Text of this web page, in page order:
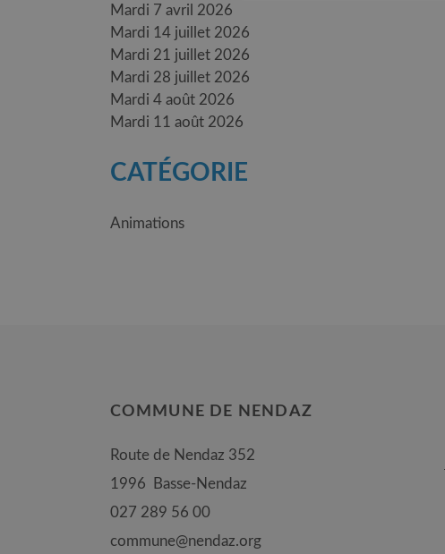
Mardi 7 avril 2026
Mardi 14 juillet 2026
Mardi 21 juillet 2026
Mardi 28 juillet 2026
Mardi 4 août 2026
Mardi 11 août 2026
CATÉGORIE
Animations
COMMUNE DE NENDAZ
Route de Nendaz 352
1996
Basse-Nendaz
027 289 56 00
commune@nendaz.org